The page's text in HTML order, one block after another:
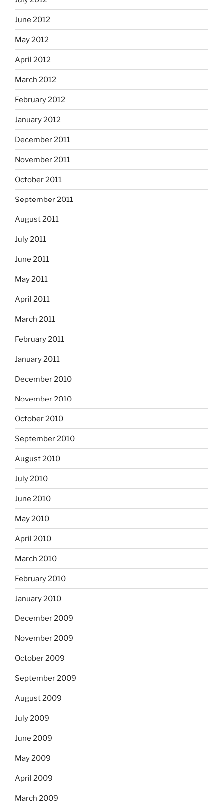
June 2012
May 2012
April 2012
March 2012
February 2012
January 2012
December 2011
November 2011
October 2011
September 2011
August 2011
July 2011
June 2011
May 2011
April 2011
March 2011
February 2011
January 2011
December 2010
November 2010
October 2010
September 2010
August 2010
July 2010
June 2010
May 2010
April 2010
March 2010
February 2010
January 2010
December 2009
November 2009
October 2009
September 2009
August 2009
July 2009
June 2009
May 2009
April 2009
March 2009